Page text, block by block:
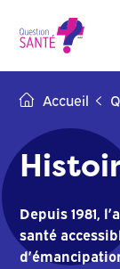
content
Accueil
Depuis 1981,
santé